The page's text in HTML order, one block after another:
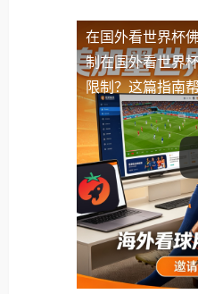
在国外看世界杯
制在国外看世界
限制？这篇指南